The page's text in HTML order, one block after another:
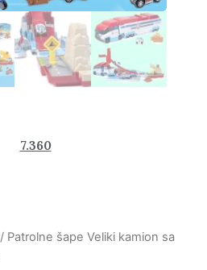
7.360
/ Patrolne šape Veliki kamion sa